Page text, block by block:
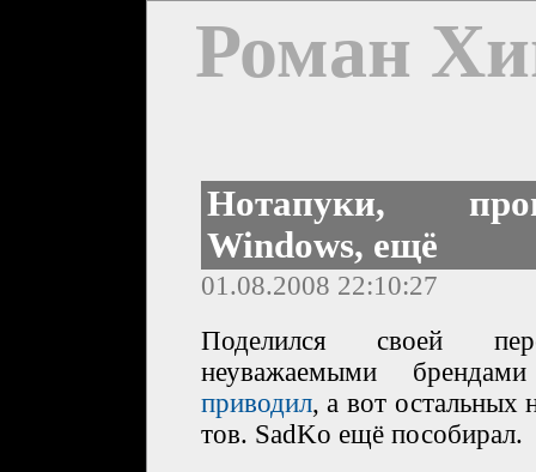
Роман
Нотапуки,
Windows, ещё
01.08.2008 22:10:27
Поделился своей
неуважаемыми
приводил, а вот остальных
тов. SadKo ещё пособирал.